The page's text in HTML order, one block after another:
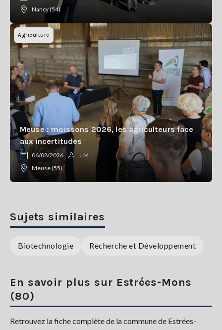
Nancy (54)
Agriculture
Meuse : moissons 2026, les agriculteurs face
aux incertitudes
06/08/2026
J.M
Meuse (55)
Sujets similaires
Biotechnologie Recherche et Développement
En savoir plus sur Estrées-Mons
(80)
Retrouvez la fiche complète de la commune de Estrées-